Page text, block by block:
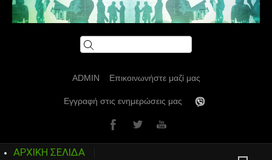
ADMIN Επικοινωνήστε μαζί μας
Εγγραφή στις ενημερώσεις μας
ΑΡΧΙΚΗ ΣΕΛΙΔΑ